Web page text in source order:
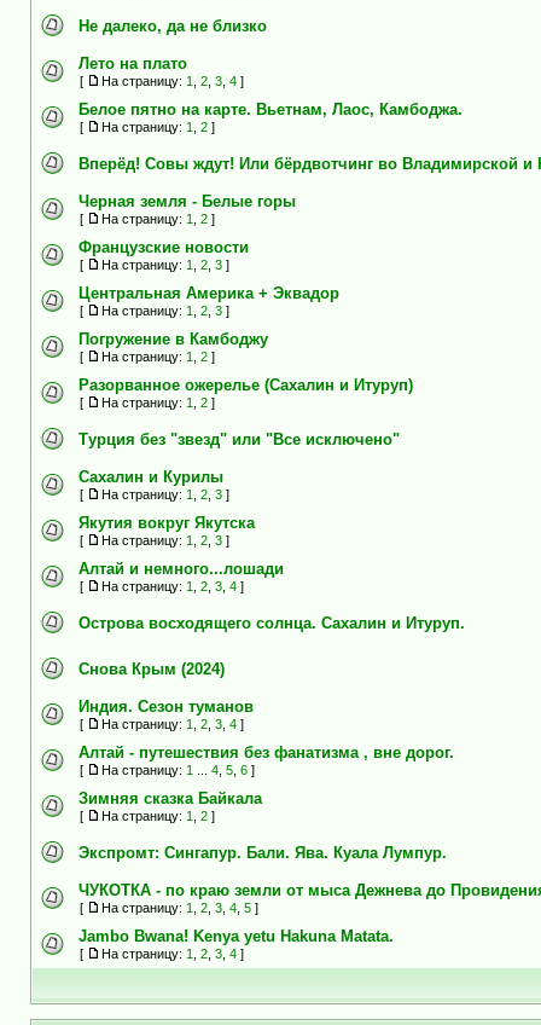
Не далеко, да не близко
Лето на плато
[ На страницу: 1 2 3 4 ]
Белое пятно на карте. Вьетнам, Лаос, Камбоджа.
[ На страницу: 1 2 ]
Вперёд! Совы ждут! Или бёрдвотчинг во Владимирской и
Черная земля - Белые горы
[ На страницу: 1 2 ]
Французские новости
[ На страницу: 1 2 3 ]
Центральная Америка + Эквадор
[ На страницу: 1 2 3 ]
Погружение в Камбоджу
[ На страницу: 1 2 ]
Разорванное ожерелье (Сахалин и Итуруп)
[ На страницу: 1 2 ]
Турция без "звезд" или "Все исключено"
Сахалин и Курилы
[ На страницу: 1 2 3 ]
Якутия вокруг Якутска
[ На страницу: 1 2 3 ]
Алтай и немного...лошади
[ На страницу: 1 2 3 4 ]
Острова восходящего солнца. Сахалин и Итуруп.
Снова Крым (2024)
Индия. Сезон туманов
[ На страницу: 1 2 3 4 ]
Алтай - путешествия без фанатизма , вне дорог.
[ На страницу: 1 4 5 6 ]
Зимняя сказка Байкала
[ На страницу: 1 2 ]
Экспромт: Сингапур. Бали. Ява. Куала Лумпур.
ЧУКОТКА - по краю земли от мыса Дежнева до
[ На страницу: 1 2 3 4 5 ]
Jambo Bwana! Kenya yetu Hakuna Matata.
[ На страницу: 1 2 3 4 ]